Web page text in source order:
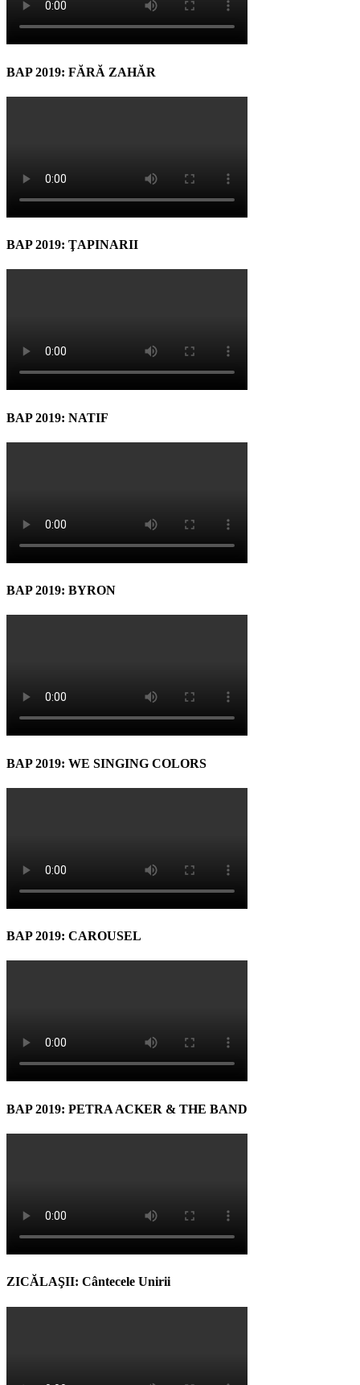
BAP 2019: FĂRĂ ZAHĂR
BAP 2019: ŢAPINARII
BAP 2019: NATIF
BAP 2019: BYRON
BAP 2019: WE SINGING COLORS
BAP 2019: CAROUSEL
BAP 2019: PETRA ACKER & THE BAND
ZICĂLAŞII: Cântecele Unirii